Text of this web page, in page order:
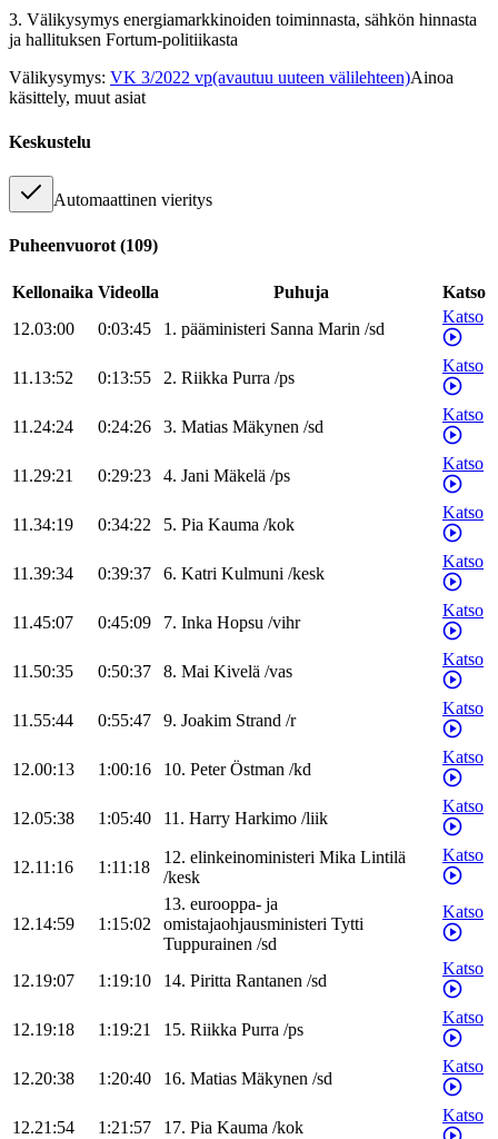
3. Välikysymys energiamarkkinoiden toiminnasta, sähkön hinnasta
ja hallituksen Fortum-politiikasta
Välikysymys: VK 3/2022 vp(avautuu uuteen välilehteen)Ainoa
käsittely, muut asiat
Keskustelu
Automaattinen vieritys
Puheenvuorot (109)
Kellonaika Videolla Puhuja
Katso
12.03:00
0:03:45 1. pääministeri Sanna Marin /sd
Katso
11.13:52 0:13:55 2. Riikka Purra /ps
Katso
11.24:24 0:24:26 3. Matias Mäkynen /sd
Katso
11.29:21 0:29:23 4. Jani Mäkelä /ps
Katso
11.34:19 0:34:22 5. Pia Kauma /kok
Katso
11.39:34 0:39:37 6. Katri Kulmuni /kesk
Katso
11.45:07 0:45:09 7. Inka Hopsu /vihr
Katso
11.50:35 0:50:37 8. Mai Kivelä /vas
Katso
11.55:44 0:55:47 9. Joakim Strand /r
Katso
12.00:13 1:00:16 10. Peter Östman /kd
Katso
12.05:38 1:05:40 11. Harry Harkimo /liik
Katso
12.11:16 1:11:18
12. elinkeinoministeri Mika Lintilä
/kesk
Katso
12.14:59 1:15:02
13. eurooppa- ja
omistajaohjausministeri Tytti
Tuppurainen /sd
Katso
12.19:07 1:19:10 14. Piritta Rantanen /sd
Katso
12.19:18 1:19:21 15. Riikka Purra /ps
Katso
12.20:38 1:20:40 16. Matias Mäkynen /sd
Katso
12.21:54 1:21:57 17. Pia Kauma /kok
Katso